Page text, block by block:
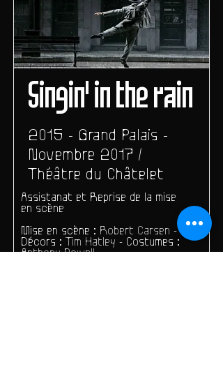
Singin' in the rain
2015 - Grand Palais -
Novembre 2017 /
Théâtre du Châtelet
Assistanat et Reprise de la mise
en scène
Mise en scène : Robert Carsen -
Décors : Tim Hatley - Costumes :
Anthony Powell